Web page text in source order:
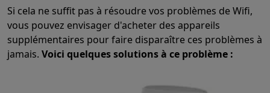
Petit électro Beauté & santé MénageCuisinePlus...
Télévision & AudioChoisissez votre télévision idéale
Sport & LoisirsChoisir une montre connectéeChoisir une
Outlet
Si cela ne suffit pas à résoudre vos problèmes de Wifi,
vous pouvez envisager d'acheter des appareils
supplémentaires pour faire disparaître ces problèmes à
jamais. Voici quelques solutions à ce problème :